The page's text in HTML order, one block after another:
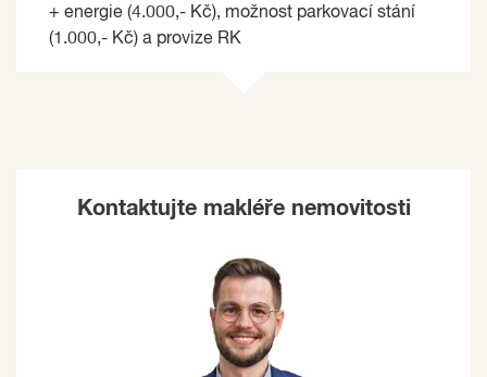
+ energie (4.000,- Kč), možnost parkovací stání
(1.000,- Kč) a provize RK
Kontaktujte makléře nemovitosti